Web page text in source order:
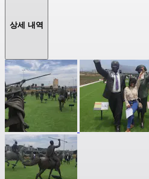
상세 내역